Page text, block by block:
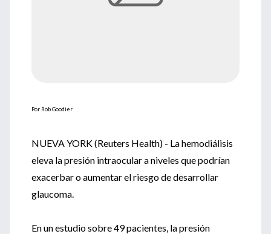
Por Rob Goodier
NUEVA YORK (Reuters Health) - La hemodiálisis
eleva la presión intraocular a niveles que podrían
exacerbar o aumentar el riesgo de desarrollar
glaucoma.
En un estudio sobre 49 pacientes, la presión